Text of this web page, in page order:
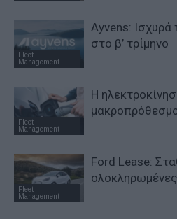
Fleet
Management
Ayvens: Iσχυρά
στο β’ τρίμηνο
Fleet
Management
Η
Fleet
Management
Ford Lease: